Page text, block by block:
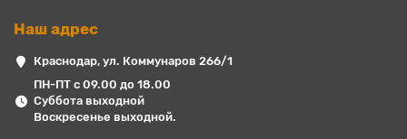
Наш адрес
Краснодар, ул. Коммунаров 266/1
ПН-ПТ с 09.00 до 18.00
Суббота выходной
Воскресенье выходной.